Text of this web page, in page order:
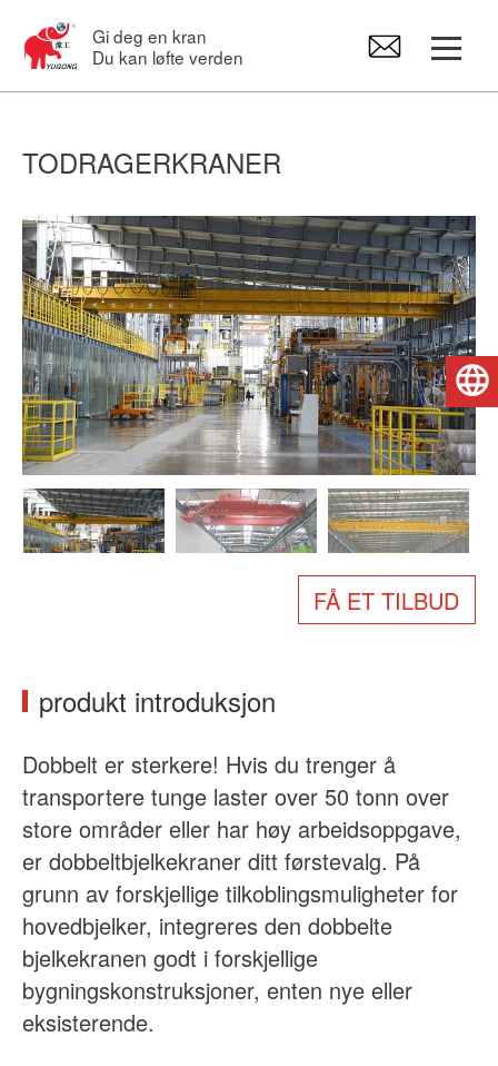
Gi deg en kran
Du kan løfte verden
Svingkraner
Elektrotaljer
Reservedeler til kraner
Om oss
Nyheter
TODRAGERKRANER
FÅ ET TILBUD
produkt introduksjon
Dobbelt er sterkere! Hvis du trenger å
transportere tunge laster over 50 tonn over
store områder eller har høy arbeidsoppgave,
er dobbeltbjelkekraner ditt førstevalg. På
grunn av forskjellige tilkoblingsmuligheter for
hovedbjelker, integreres den dobbelte
bjelkekranen godt i forskjellige
bygningskonstruksjoner, enten nye eller
eksisterende.
Norsk